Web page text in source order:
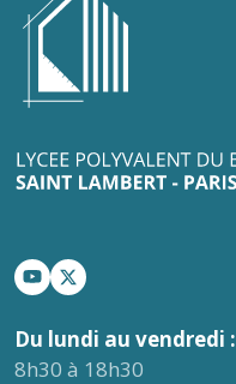
Du lundi au vendredi :
8h30 à 18h30